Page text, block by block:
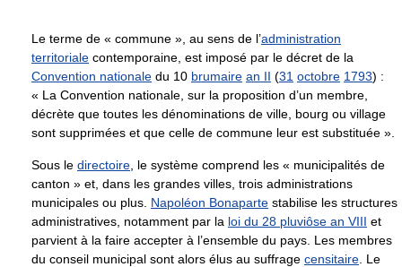
Le terme de « commune », au sens de l’administration
territoriale contemporaine, est imposé par le décret de la
Convention nationale du 10 brumaire an II (31 octobre 1793) :
« La Convention nationale, sur la proposition d’un membre,
décrète que toutes les dénominations de ville, bourg ou village
sont supprimées et que celle de commune leur est substituée ».
Sous le directoire , le système comprend les « municipalités de
canton » et, dans les grandes villes, trois administrations
municipales ou plus. Napoléon Bonaparte stabilise les structures
administratives, notamment par la loi du 28 pluviôse an VIII et
parvient à la faire accepter à l’ensemble du pays. Les membres
du conseil municipal sont alors élus au suffrage censitaire . Le